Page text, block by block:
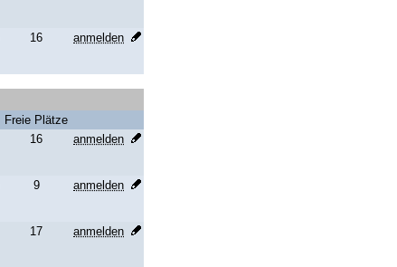
16 anmelden
Freie Plätze
16 anmelden
9 anmelden
17 anmelden